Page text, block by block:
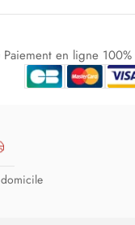
Paiement en ligne